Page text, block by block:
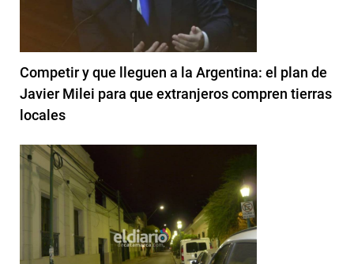
Competir y que lleguen a la Argentina: el plan de
Javier Milei para que extranjeros compren tierras
locales